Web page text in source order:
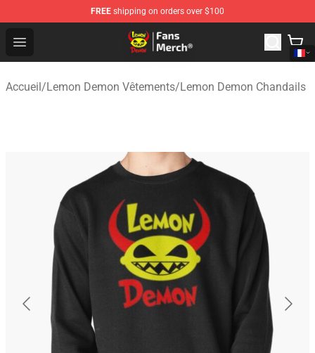
FREE shipping on orders over $100
Open menu
Lemon Demon Store - Official Lemon Demon
Accueil/Lemon Demon Vêtements/Lemon Demon Chandails